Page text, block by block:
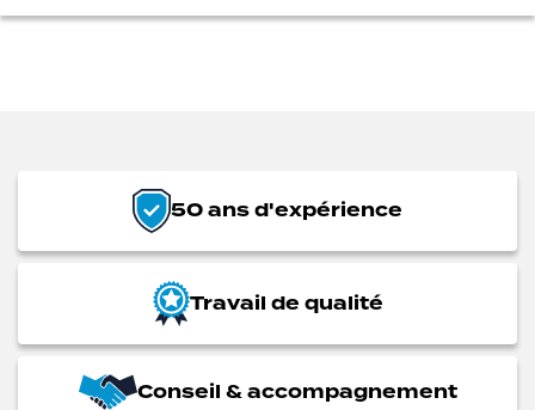
50 ans d'expérience
Travail de qualité
Conseil & accompagnement